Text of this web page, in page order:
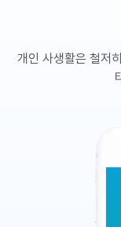
개인 사생활은 철저